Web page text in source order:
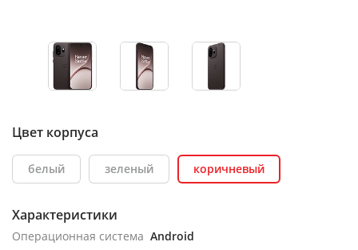
Цвет корпуса
белый зеленый коричневый
Характеристики
Операционная система Android